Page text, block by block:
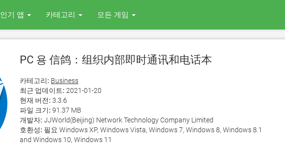
인기 앱 카테고리 모든 게임
PC 용 信鸽：组织内部即时通讯和电话本
카테고리: Business
최근 업데이트: 2021-01-20
현재 버전: 3.3.6
파일 크기: 91.37 MB
개발자: JJWorld(Beijing) Network Technology Company Limited
호환성: 필요 Windows XP, Windows Vista, Windows 7, Windows 8, Windows 8.1
and Windows 10, Windows 11